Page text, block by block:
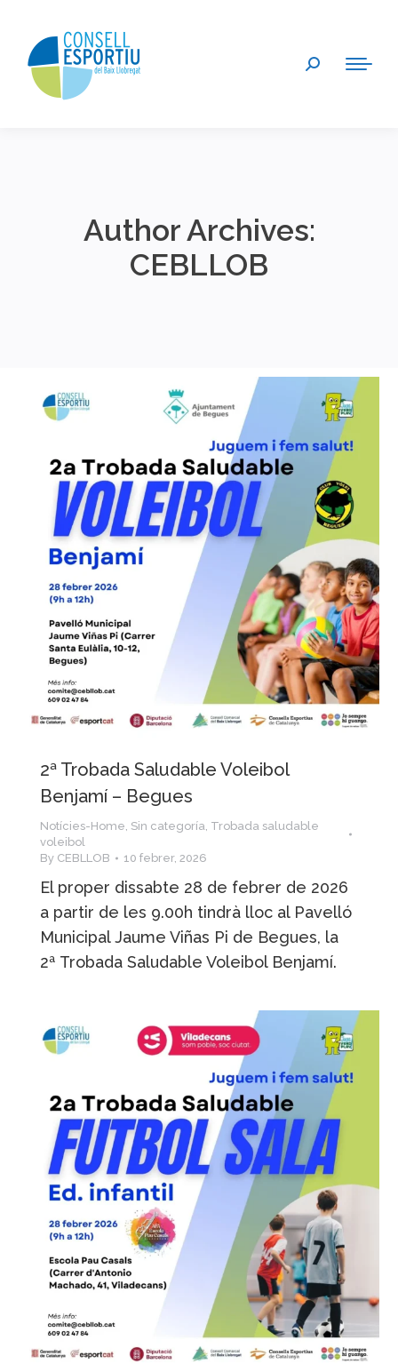
Search:
Author Archives:
CEBLLOB
2ª Trobada Saludable Voleibol
Benjamí – Begues
Notícies-Home, Sin categoría, Trobada saludable
voleibol
By CEBLLOB 10 febrer, 2026
El proper dissabte 28 de febrer de 2026
a partir de les 9.00h tindrà lloc al Pavelló
Municipal Jaume Viñas Pi de Begues, la
2ª Trobada Saludable Voleibol Benjamí.